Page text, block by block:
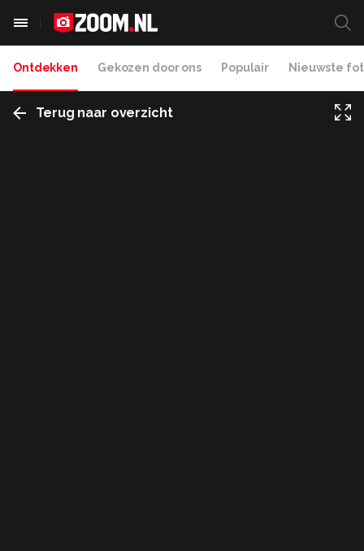
Ontdekken Gekozen door ons Populair Nieuwste
Terug naar overzicht